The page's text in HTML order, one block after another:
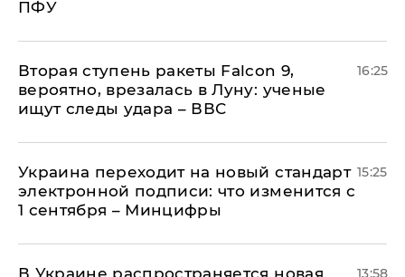
ПФУ
Вторая ступень ракеты Falcon 9,
вероятно, врезалась в Луну: ученые
ищут следы удара – ВВС
16:25
Украина переходит на новый стандарт
электронной подписи: что изменится с
1 сентября – Минцифры
15:25